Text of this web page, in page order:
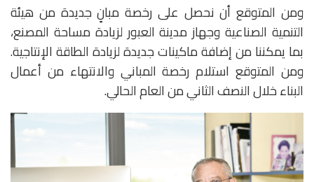
ومن المتوقع أن نحصل على رخصة مبانٍ جديدة من هيئة
التنمية الصناعية وجهاز مدينة العبور لزيادة مساحة المصنع،
بما يمكننا من إضافة ماكينات جديدة لزيادة الطاقة الإنتاجية.
ومن المتوقع استلام رخصة المباني والانتهاء من أعمال
البناء خلال النصف الثاني من العام الحالي.